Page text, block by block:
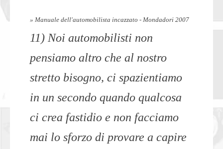
» Manuale dell'automobilista incazzato - Mondadori 2007
11) Noi automobilisti non
pensiamo altro che al nostro
stretto bisogno, ci spazientiamo
in un secondo quando qualcosa
ci crea fastidio e non facciamo
mai lo sforzo di provare a capire